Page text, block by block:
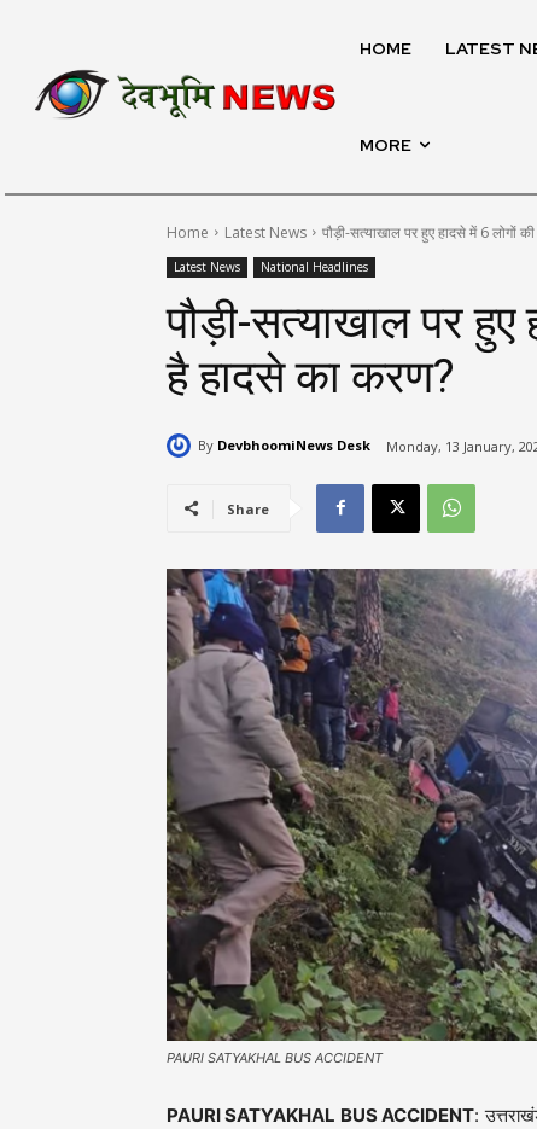
HOME LATEST
MORE
Home Latest News पौड़ी-सत्याखाल पर हुए हादसे में 6 लोगों
Latest News National Headlines
पौड़ी-सत्याखाल पर हुए
है हादसे का करण?
By DevbhoomiNews Desk Monday, 13 January,
Share
PAURI SATYAKHAL BUS ACCIDENT
PAURI SATYAKHAL BUS ACCIDENT: